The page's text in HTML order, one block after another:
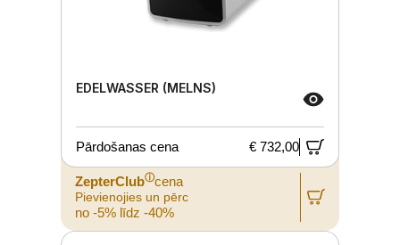
EDELWASSER (MELNS)
Pārdošanas cena € 732,00
ZepterClubⓘcena
Pievienojies un pērc
no -5% līdz -40%